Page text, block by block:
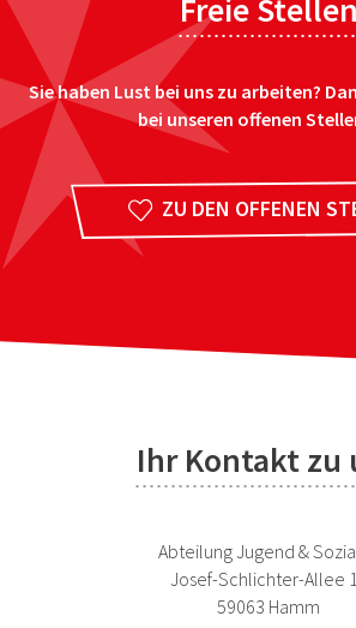
Freie Stellen
Sie haben Lust bei uns zu arbeiten?
bei unseren offenen
ZU DEN OFFENEN
Ihr Kontakt zu
Abteilung Jugend &
Josef-Schlichter-Allee
59063 Hamm